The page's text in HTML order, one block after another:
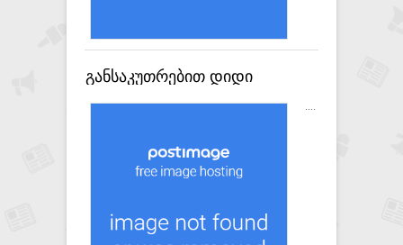
განსაკუთრებით დიდი
ოდენობით ოქროს
უკანონოდ გადმოტანის ფაქტი
....